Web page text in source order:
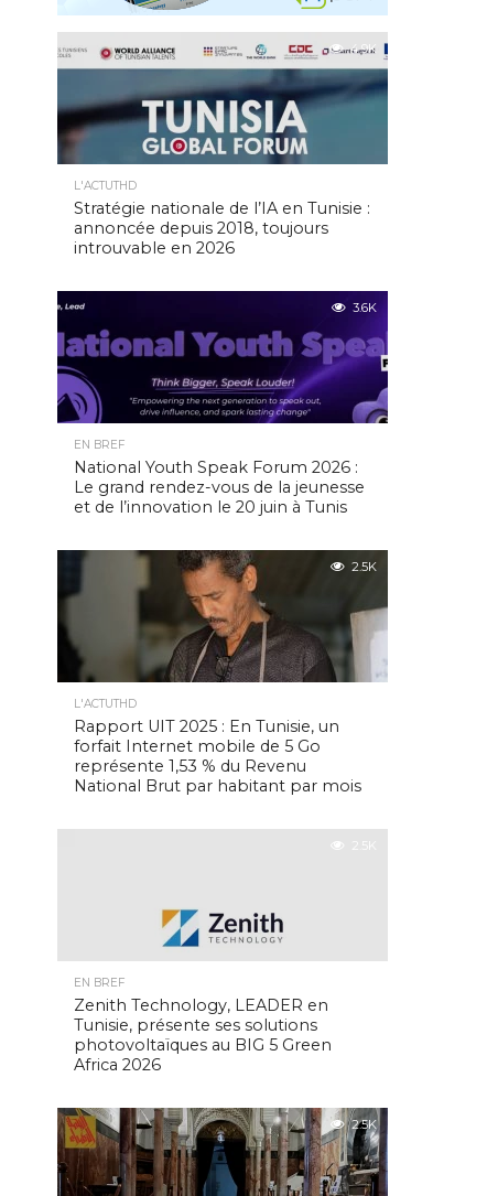
4.9K
L'ACTUTHD
Stratégie nationale de l’IA en Tunisie :
annoncée depuis 2018, toujours
introuvable en 2026
3.6K
EN BREF
National Youth Speak Forum 2026 :
Le grand rendez-vous de la jeunesse
et de l’innovation le 20 juin à Tunis
2.5K
L'ACTUTHD
Rapport UIT 2025 : En Tunisie, un
forfait Internet mobile de 5 Go
représente 1,53 % du Revenu
National Brut par habitant par mois
2.5K
EN BREF
Zenith Technology, LEADER en
Tunisie, présente ses solutions
photovoltaïques au BIG 5 Green
Africa 2026
2.5K